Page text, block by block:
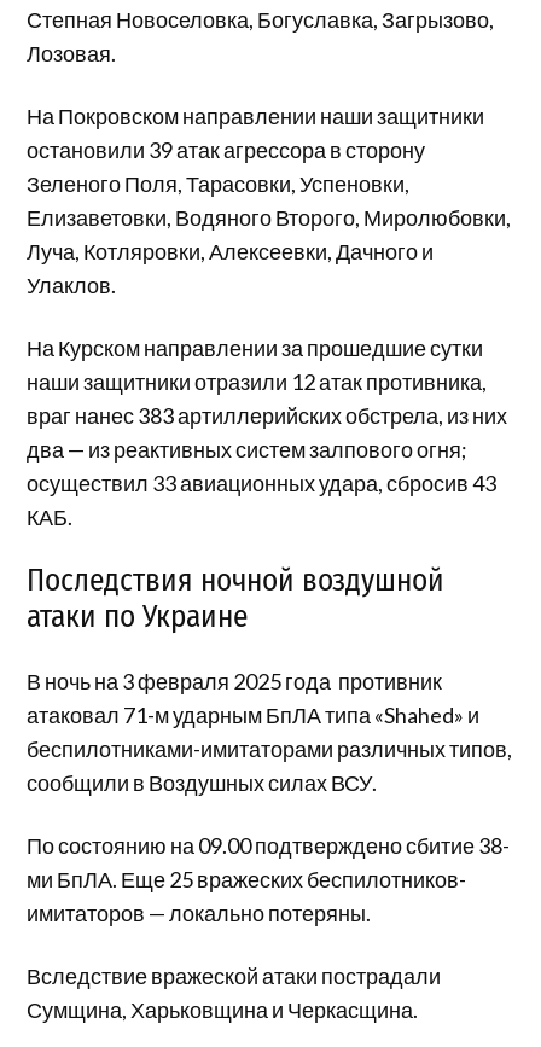
Степная Новоселовка, Богуславка, Загрызово,
Лозовая.
На Покровском направлении наши защитники
остановили 39 атак агрессора в сторону
Зеленого Поля, Тарасовки, Успеновки,
Елизаветовки, Водяного Второго, Миролюбовки,
Луча, Котляровки, Алексеевки, Дачного и
Улаклов.
На Курском направлении за прошедшие сутки
наши защитники отразили 12 атак противника,
враг нанес 383 артиллерийских обстрела, из них
два — из реактивных систем залпового огня;
осуществил 33 авиационных удара, сбросив 43
КАБ.
Последствия ночной воздушной
атаки по Украине
В ночь на 3 февраля 2025 года противник
атаковал 71-м ударным БпЛА типа «Shahed» и
беспилотниками-имитаторами различных типов,
сообщили в Воздушных силах ВСУ.
По состоянию на 09.00 подтверждено сбитие 38-
ми БпЛА. Еще 25 вражеских беспилотников-
имитаторов — локально потеряны.
Вследствие вражеской атаки пострадали
Сумщина, Харьковщина и Черкасщина.